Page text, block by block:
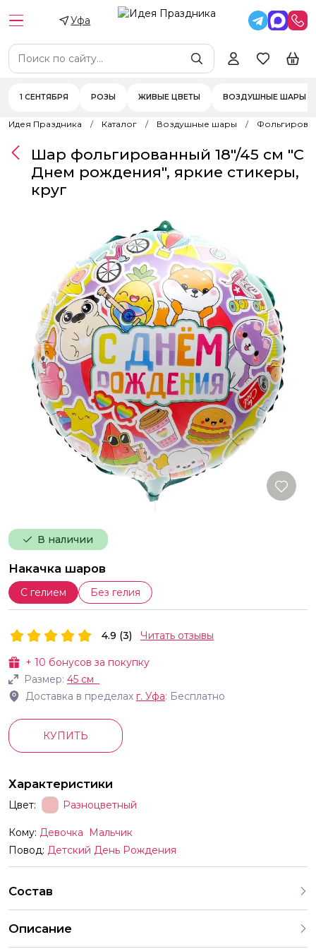
Уфа
1 СЕНТЯБРЯ РОЗЫ ЖИВЫЕ ЦВЕТЫ ВОЗДУШНЫЕ ШАРЫ
Идея Праздника Каталог Воздушные шары
В наличии
Накачка шаров
С гелием Без гелия
Шар фольгированный 18"/45 см "С
Днем рождения", яркие стикеры,
круг
+ 10 бонусов за покупку
Размер: 45 см
Доставка в пределах г. Уфа: Бесплатно
4.9 (3) Читать отзывы
КУПИТЬ
Характеристики
Цвет: Разноцветный
Кому: Девочка
Мальчик
Повод: Детский День Рождения
Состав
Описание